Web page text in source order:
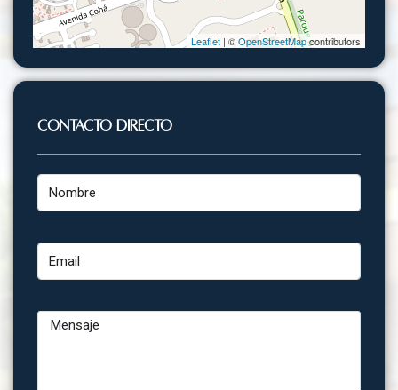
Leaflet | ©OpenStreetMapcontributors
Contacto Directo